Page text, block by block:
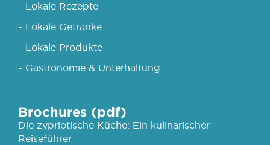
- Lokale Rezepte
- Lokale Getränke
- Lokale Produkte
- Gastronomie & Unterhaltung
Brochures (pdf)
Die zypriotische Küche: Ein kulinarischer
Reiseführer